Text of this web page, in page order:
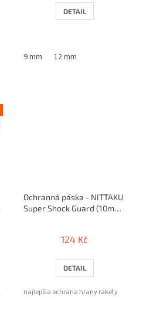
2,0 mm
DETAIL
9 mm 12 mm
Ochranná páska - NITTAKU
Super Shock Guard (10mm
124 Kč
DETAIL
najlepšia ochrana hrany rakety